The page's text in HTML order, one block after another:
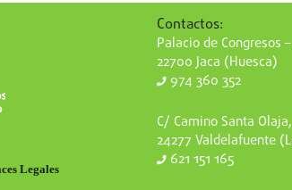
Legales
Contactos:
Palacio de Congresos
22700 Jaca (Huesca)
974 360 352
C/ Camino Santa
24277 Valdelafuente
621 151 165